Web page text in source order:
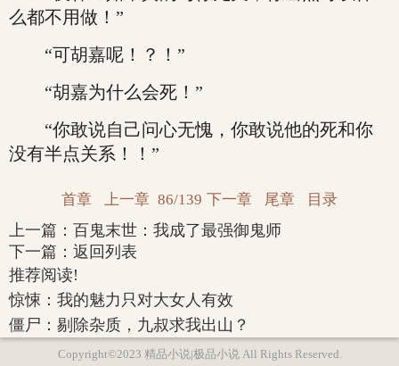
么都不用做！”
“可胡嘉呢！？！”
“胡嘉为什么会死！”
“你敢说自己问心无愧，你敢说他的死和你
没有半点关系！！”
首章 上一章 86/139 下一章 尾章 目录
上一篇： 百鬼末世：我成了最强御鬼师
下一篇： 返回列表
推荐阅读!
惊悚：我的魅力只对大女人有效
僵尸：剔除杂质，九叔求我出山？
Copyright©2023 精品小说|极品小说 All Rights Reserved.